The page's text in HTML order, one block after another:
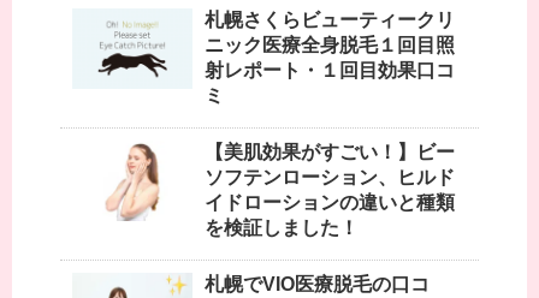
札幌さくらビューティークリ
ニック医療全身脱毛１回目照
射レポート・１回目効果口コ
ミ
【美肌効果がすごい！】ビー
ソフテンローション、ヒルド
イドローションの違いと種類
を検証しました！
札幌でVIO医療脱毛の口コ